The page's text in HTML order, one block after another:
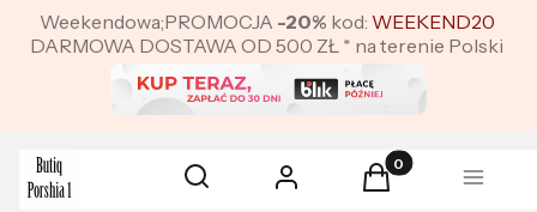
Weekendowa;PROMOCJA -20% kod: WEEKEND20
DARMOWA DOSTAWA OD 500 ZŁ * na terenie Polski
Otwórz wyszukiwarkę
Szukaj Zaloguj się Produkty w
Koszyk Menu